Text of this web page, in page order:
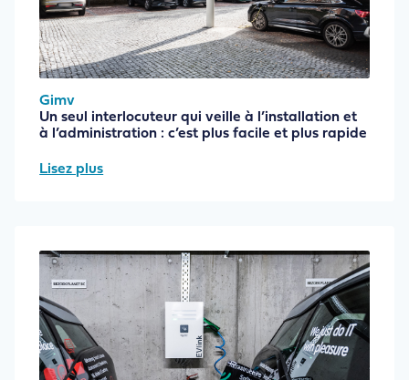
Gimv
Un seul interlocuteur qui veille à l’installation et
à l’administration : c’est plus facile et plus rapide
Lisez plus